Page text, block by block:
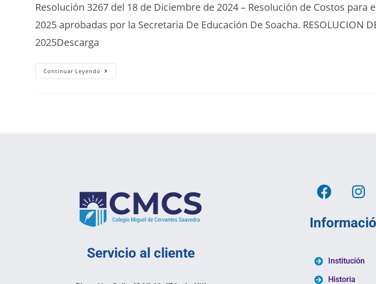
Resolución 3267 del 18 de Diciembre de 2024 – Resolución de Costos para
2025 aprobadas por la Secretaria De Educación De Soacha. RESOLUCION
2025Descarga
Continuar Leyendo
Servicio al cliente
Institución
Historia